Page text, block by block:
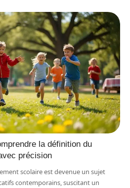
la définition du
précision
scolaire est devenue un sujet
contemporains, suscitant un